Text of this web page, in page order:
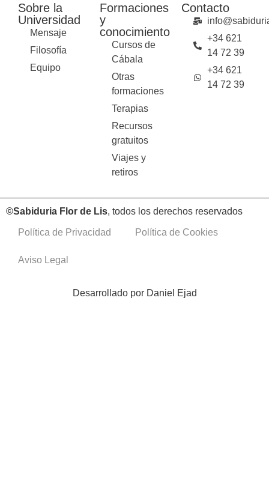
Sobre la
Universidad
Mensaje
Filosofía
Equipo
Formaciones
y
conocimiento
Cursos de
Cábala
Otras
formaciones
Terapias
Recursos
gratuitos
Viajes y
retiros
Contacto
+34 621
14 72 39
+34 621
14 72 39
©Sabiduria Flor de Lis, todos los derechos reservados
Política de Privacidad Política de Cookies
Aviso Legal
Desarrollado por Daniel Ejad